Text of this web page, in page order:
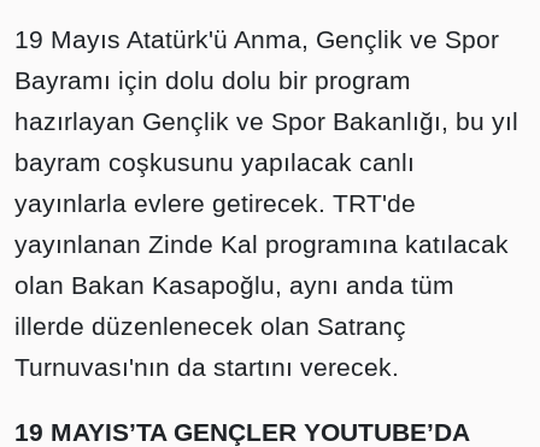
19 Mayıs Atatürk'ü Anma, Gençlik ve Spor
Bayramı için dolu dolu bir program
hazırlayan Gençlik ve Spor Bakanlığı, bu yıl
bayram coşkusunu yapılacak canlı
yayınlarla evlere getirecek. TRT'de
yayınlanan Zinde Kal programına katılacak
olan Bakan Kasapoğlu, aynı anda tüm
illerde düzenlenecek olan Satranç
Turnuvası'nın da startını verecek.
19 MAYIS’TA GENÇLER YOUTUBE’DA